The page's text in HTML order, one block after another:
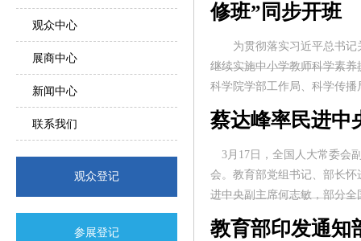
观众中心
展商中心
新闻中心
联系我们
观众登记
参展登记
修班”同步开班
为贯彻落实习近平总书记关
继续实施中小学教师科学素
科学院学部工作局、科学传播
蔡达峰率民进中
3月17日，全国人大常委会
会。教育部党组书记、部长
进中央副主席何志敏，部分全
教育部印发通知